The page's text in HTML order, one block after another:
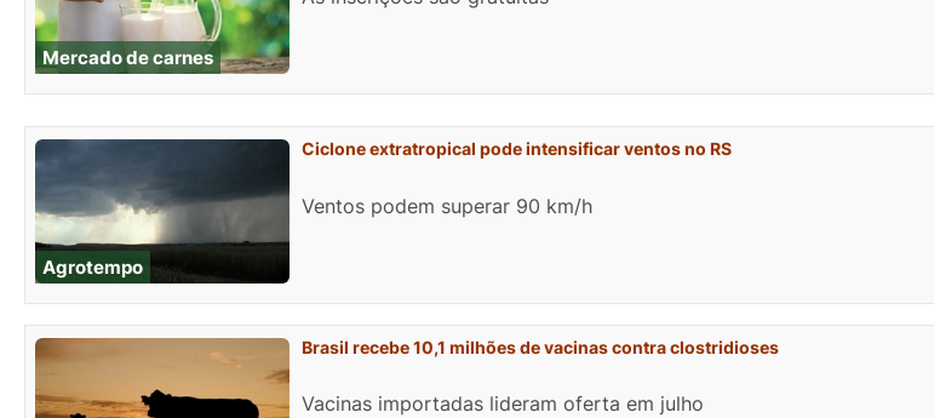
Mercado de carnes
Agrotempo
Ciclone extratropical pode intensificar ventos no RS
Ventos podem superar 90 km/h
Brasil recebe 10,1 milhões de vacinas contra clostridioses
Vacinas importadas lideram oferta em julho